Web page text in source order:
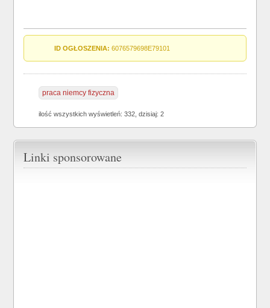
ID OGŁOSZENIA: 6076579698E79101
praca niemcy fizyczna
ilość wszystkich wyświetleń: 332, dzisiaj: 2
Linki sponsorowane